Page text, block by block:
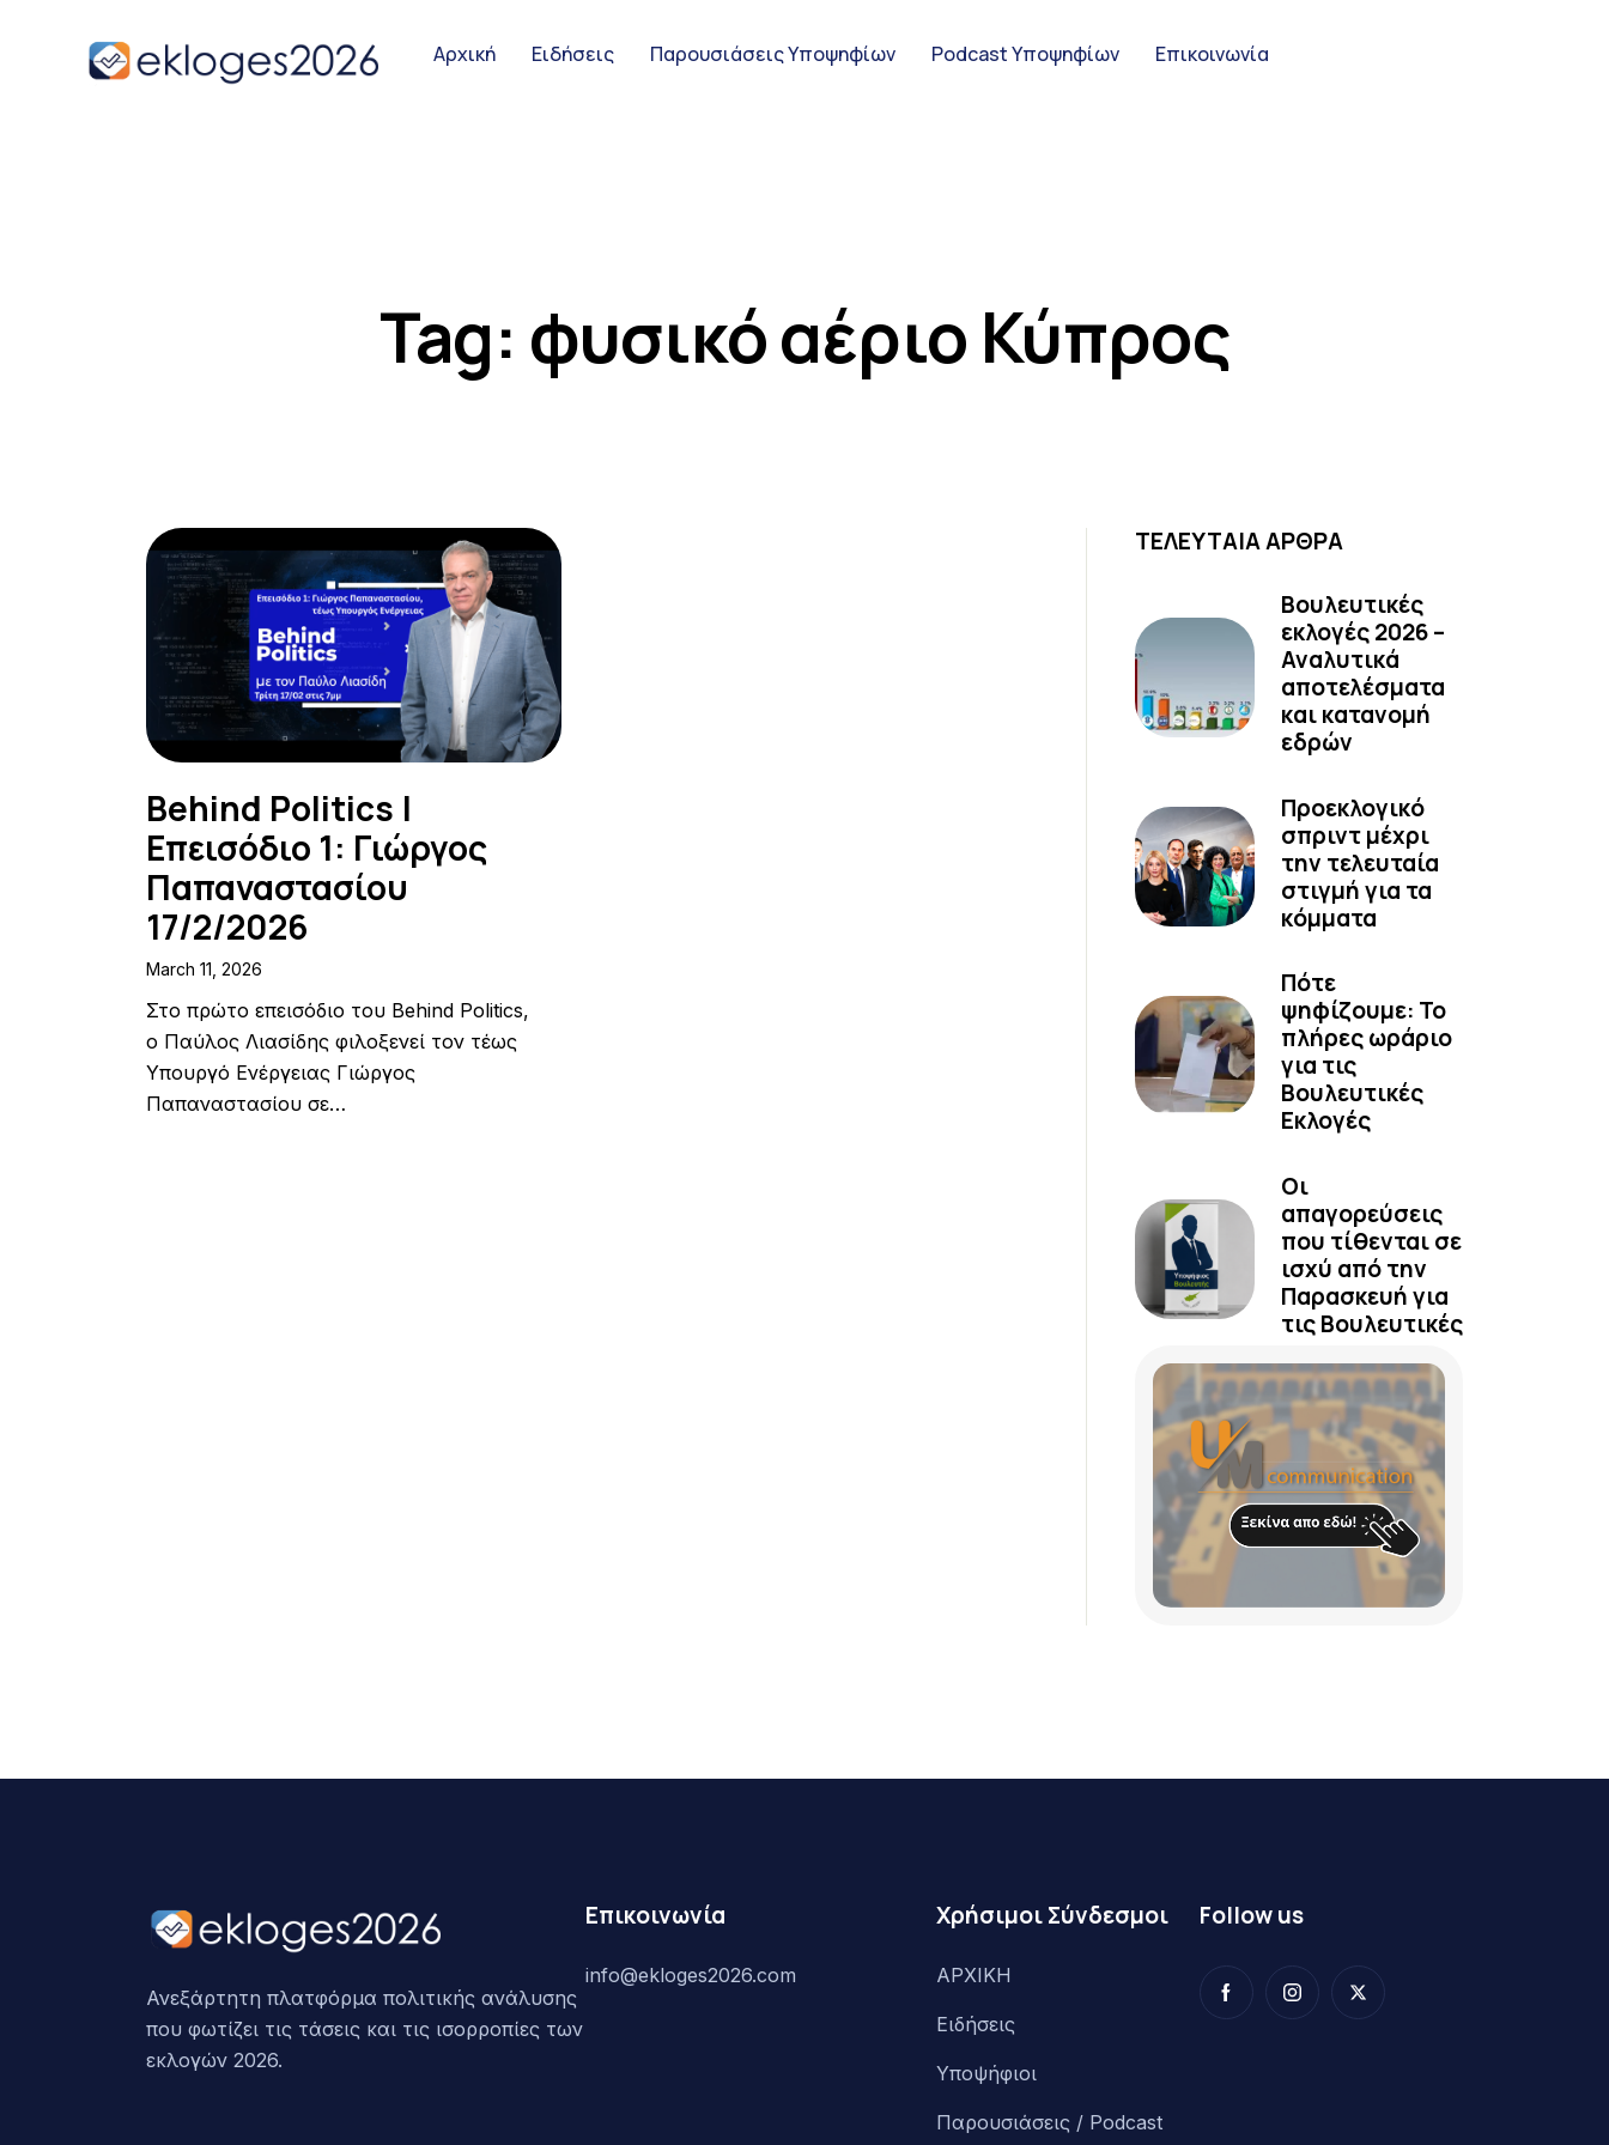
Αρχική Ειδήσεις Παρουσιάσεις Υποψηφίων Podcast Υποψηφίων Επικοινωνία
Tag: φυσικό αέριο Κύπρος
Αρχική
Podcast Υποψηφίων
Behind Politics |
Επεισόδιο 1: Γιώργος
Παπαναστασίου
17/2/2026
March 11, 2026
Στο πρώτο επεισόδιο του Behind Politics,
ο Παύλος Λιασίδης φιλοξενεί τον τέως
Υπουργό Ενέργειας Γιώργος
Παπαναστασίου σε…
ΤΕΛΕΥΤΑΙΑ ΑΡΘΡΑ
Βουλευτικές
εκλογές 2026 –
Αναλυτικά
αποτελέσματα
και κατανομή
εδρών
Προεκλογικό
σπριντ μέχρι
την τελευταία
στιγμή για τα
κόμματα
Πότε
ψηφίζουμε: Το
πλήρες ωράριο
για τις
Βουλευτικές
Εκλογές
Οι
απαγορεύσεις
που τίθενται σε
ισχύ από την
Παρασκευή για
τις Βουλευτικές
Ανεξάρτητη πλατφόρμα πολιτικής ανάλυσης
που φωτίζει τις τάσεις και τις ισορροπίες των
εκλογών 2026.
Επικοινωνία
info@ekloges2026.com
Χρήσιμοι Σύνδεσμοι
ΑΡΧΙΚΗ
Ειδήσεις
Υποψήφιοι
Παρουσιάσεις / Podcast
Follow us